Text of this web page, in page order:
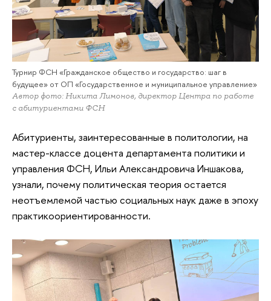
Турнир ФСН «Гражданское общество и государство: шаг в
будущее» от ОП «Государственное и муниципальное управление»
Автор фото: Никита Лимонов, директор Центра по работе
с абитуриентами ФСН
Абитуриенты, заинтересованные в политологии, на
мастер-классе доцента департамента политики и
управления ФСН, Ильи Александровича Иншакова,
узнали, почему политическая теория остается
неотъемлемой частью социальных наук даже в эпоху
практикоориентированности.